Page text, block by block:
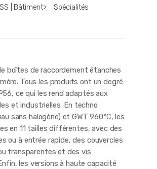
| Bâtiment>
Spécialités
boîtes de raccordement étanches
Tous les produits ont un degré
ce qui les rend adaptés aux
et industrielles. En techno
sans halogène) et GWT 960°C, les
en 11 tailles différentes, avec des
ou à entrée rapide, des couvercles
transparentes et des vis
les versions à haute capacité